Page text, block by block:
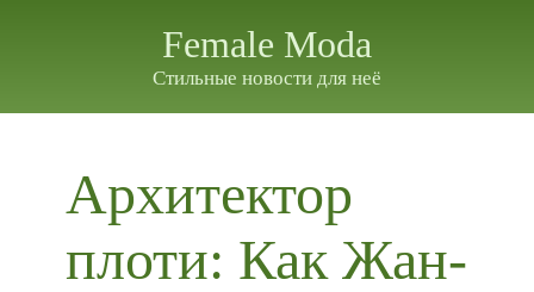
Female Moda
Стильные новости для неё
Архитектор
плоти: Как Жан-